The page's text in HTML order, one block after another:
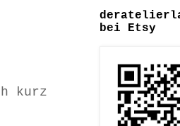
kurz
bei Etsy